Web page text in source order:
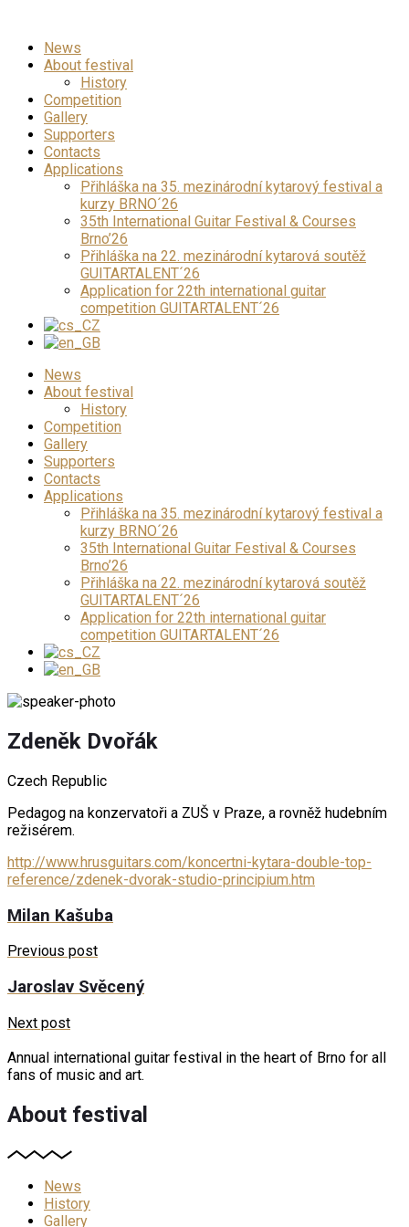
News
About festival
History
Competition
Gallery
Supporters
Contacts
Applications
Přihláška na 35. mezinárodní kytarový festival a
kurzy BRNO´26
35th International Guitar Festival & Courses
Brno’26
Přihláška na 22. mezinárodní kytarová soutěž
GUITARTALENT´26
Application for 22th international guitar
competition GUITARTALENT´26
News
About festival
History
Competition
Gallery
Supporters
Contacts
Applications
Přihláška na 35. mezinárodní kytarový festival a
kurzy BRNO´26
35th International Guitar Festival & Courses
Brno’26
Přihláška na 22. mezinárodní kytarová soutěž
GUITARTALENT´26
Application for 22th international guitar
competition GUITARTALENT´26
Zdeněk Dvořák
Czech Republic
Pedagog na konzervatoři a ZUŠ v Praze, a rovněž hudebním
režisérem.
http://www.hrusguitars.com/koncertni-kytara-double-top-
reference/zdenek-dvorak-studio-principium.htm
Milan Kašuba
Previous post
Jaroslav Svěcený
Next post
Annual international guitar festival in the heart of Brno for all
fans of music and art.
About festival
News
History
Gallery